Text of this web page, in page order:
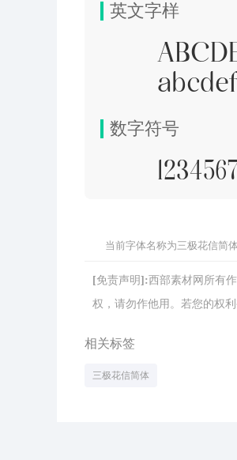
英文字样
数字符号
当前字体名称为三极花信简
[免责声明]:西部素材网所有
权，请勿作他用。若您的权
相关标签
三极花信简体